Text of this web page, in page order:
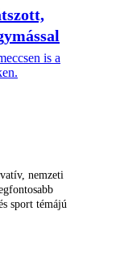
is a
nemzeti
sport témájú